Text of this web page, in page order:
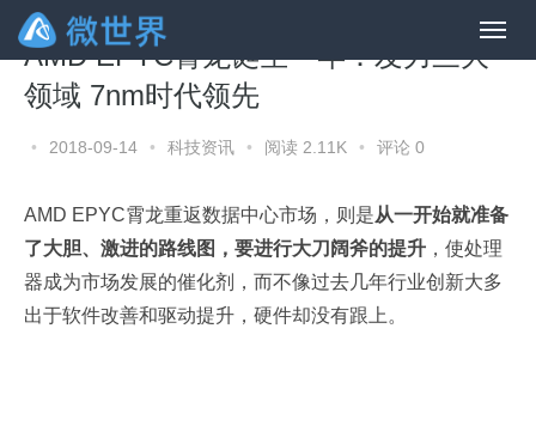
AMD EPYC霄龙诞生一年：发力三大
领域 7nm时代领先
• 2018-09-14 • 科技资讯 • 阅读 2.11K • 评论 0
AMD EPYC霄龙重返数据中心市场，则是从一开始就准备
了大胆、激进的路线图，要进行大刀阔斧的提升 ，使处理
器成为市场发展的催化剂，而不像过去几年行业创新大多
出于软件改善和驱动提升，硬件却没有跟上。